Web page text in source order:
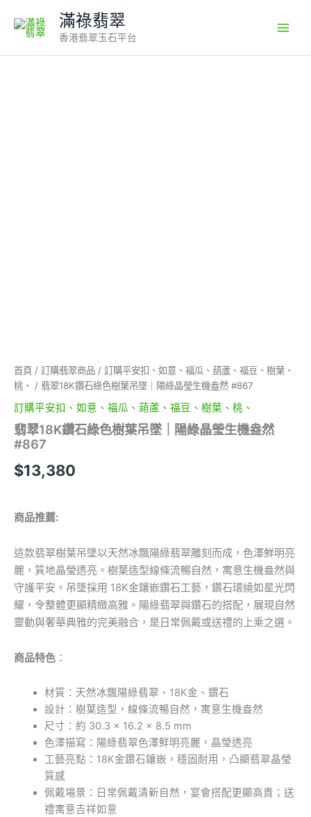
content
滿祿翡翠
香港翡翠玉石平台
首頁 / 訂購翡翠商品 / 訂購平安扣、如意、福瓜、葫蘆、福豆、樹葉、
桃、 / 翡翠18K鑽石綠色樹葉吊墜｜陽綠晶瑩生機盎然 #867
訂購平安扣、如意、福瓜、葫蘆、福豆、樹葉、桃、
翡翠18K鑽石綠色樹葉吊墜｜陽綠晶瑩生機盎然
#867
$13,380
商品推薦:
這款翡翠樹葉吊墜以天然冰飄陽綠翡翠雕刻而成，色澤鮮明亮
麗，質地晶瑩透亮。樹葉造型線條流暢自然，寓意生機盎然與
守護平安。吊墜採用 18K金鑲嵌鑽石工藝，鑽石環繞如星光閃
耀，令整體更顯精緻高雅。陽綠翡翠與鑽石的搭配，展現自然
靈動與奢華典雅的完美融合，是日常佩戴或送禮的上乘之選。
商品特色 ：
材質：天然冰飄陽綠翡翠、18K金、鑽石
設計：樹葉造型，線條流暢自然，寓意生機盎然
尺寸：約 30.3 × 16.2 × 8.5 mm
色澤描寫：陽綠翡翠色澤鮮明亮麗，晶瑩透亮
工藝亮點：18K金鑽石鑲嵌，穩固耐用，凸顯翡翠晶瑩
質感
佩戴場景：日常佩戴清新自然，宴會搭配更顯高貴；送
禮寓意吉祥如意
數
量